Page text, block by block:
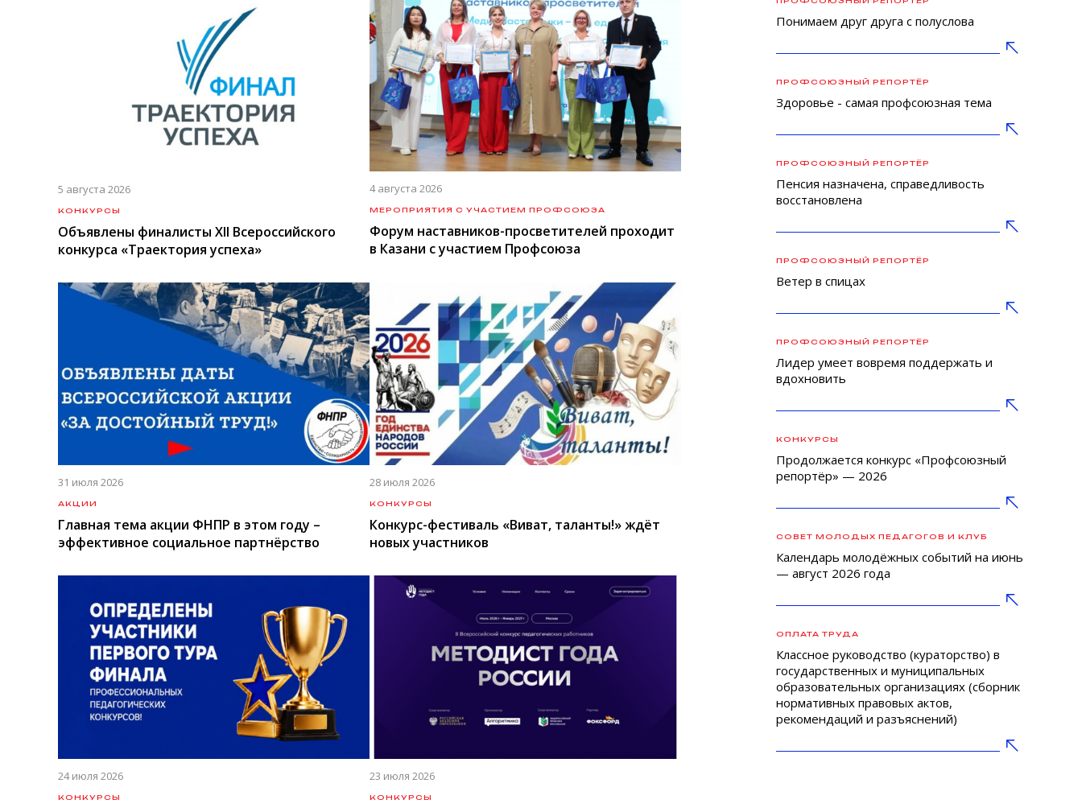
5 августа 2026
КОНКУРСЫ
Объявлены финалисты XII Всероссийского
конкурса «Траектория успеха»
4 августа 2026
МЕРОПРИЯТИЯ С УЧАСТИЕМ ПРОФСОЮЗА
Форум наставников-просветителей проходит
в Казани с участием Профсоюза
31 июля 2026
АКЦИИ
Главная тема акции ФНПР в этом году –
эффективное социальное партнёрство
28 июля 2026
КОНКУРСЫ
Конкурс-фестиваль «Виват, таланты!» ждёт
новых участников
24 июля 2026
КОНКУРСЫ
23 июля 2026
КОНКУРСЫ
Понимаем друг друга с полуслова
ПРОФСОЮЗНЫЙ РЕПОРТЁР
Здоровье - самая профсоюзная тема
ПРОФСОЮЗНЫЙ РЕПОРТЁР
Пенсия назначена, справедливость
восстановлена
ПРОФСОЮЗНЫЙ РЕПОРТЁР
Ветер в спицах
ПРОФСОЮЗНЫЙ РЕПОРТЁР
Лидер умеет вовремя поддержать и
вдохновить
КОНКУРСЫ
Продолжается конкурс «Профсоюзный
репортёр» — 2026
СОВЕТ МОЛОДЫХ ПЕДАГОГОВ И КЛУБ
Календарь молодёжных событий на июнь
— август 2026 года
ОПЛАТА ТРУДА
Классное руководство (кураторство) в
государственных и муниципальных
образовательных организациях (сборник
нормативных правовых актов,
рекомендаций и разъяснений)